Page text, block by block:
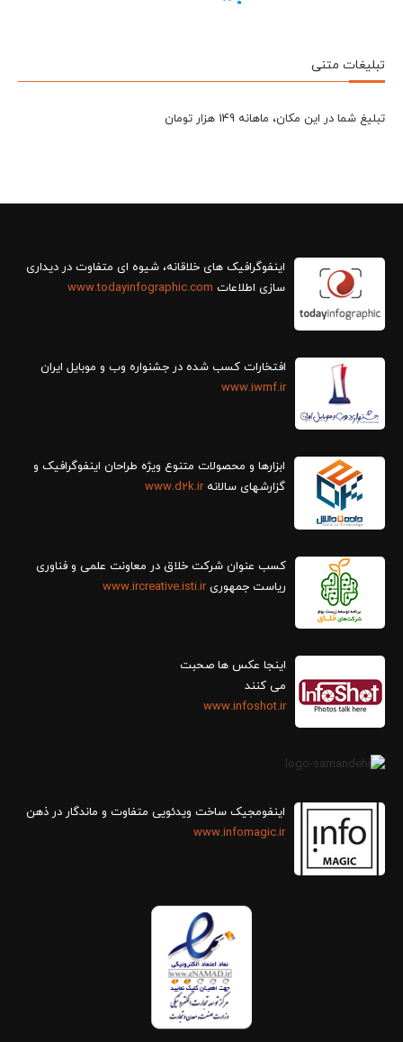
تبلیغات متنی
تبلیغ شما در این مکان، ماهانه 149 هزار تومان
سازی اطلاعات www.todayinfographic.com
افتخارات کسب شده در جشنواره وب و موبایل ایران
www.iwmf.ir
ابزارها و محصولات متنوع ویژه طراحان اینفوگرافیک و
گزارش‎های سالانه
www.d2k.ir
کسب عنوان شرکت خلاق در معاونت علمی و فناوری
ریاست جمهوریwww.ircreative.isti.ir
اینجا عکس ها صحبت
می کنند
www.infoshot.ir
اینفومجیک ساخت ویدئویی متفاوت و ماندگار در ذهن
www.infomagic.ir